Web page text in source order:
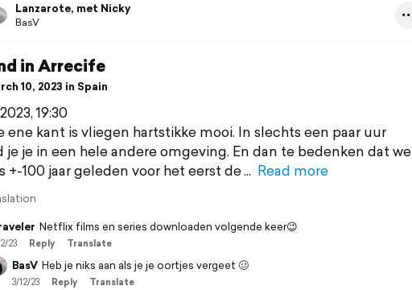
Lanzarote, met Nicky
BasV
in Arrecife
10, 2023 in Spain
19:30
ene kant is vliegen hartstikke mooi. In slechts een paar uur
je je in een hele andere omgeving. En dan te bedenken dat we
+-100 jaar geleden voor het eerst de
Read more
Netflix films en series downloaden volgende keer😉
23 Reply Translate
BasV Heb je niks aan als je je oortjes vergeet 🥴
3/12/23 Reply Translate